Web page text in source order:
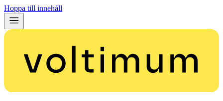
Hoppa till innehåll